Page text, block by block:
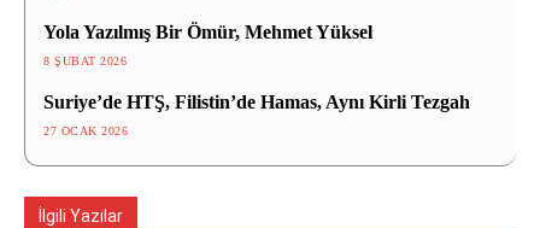
Yola Yazılmış Bir Ömür, Mehmet Yüksel
8 ŞUBAT 2026
Suriye’de HTŞ, Filistin’de Hamas, Aynı Kirli Tezgah
27 OCAK 2026
İlgili Yazılar